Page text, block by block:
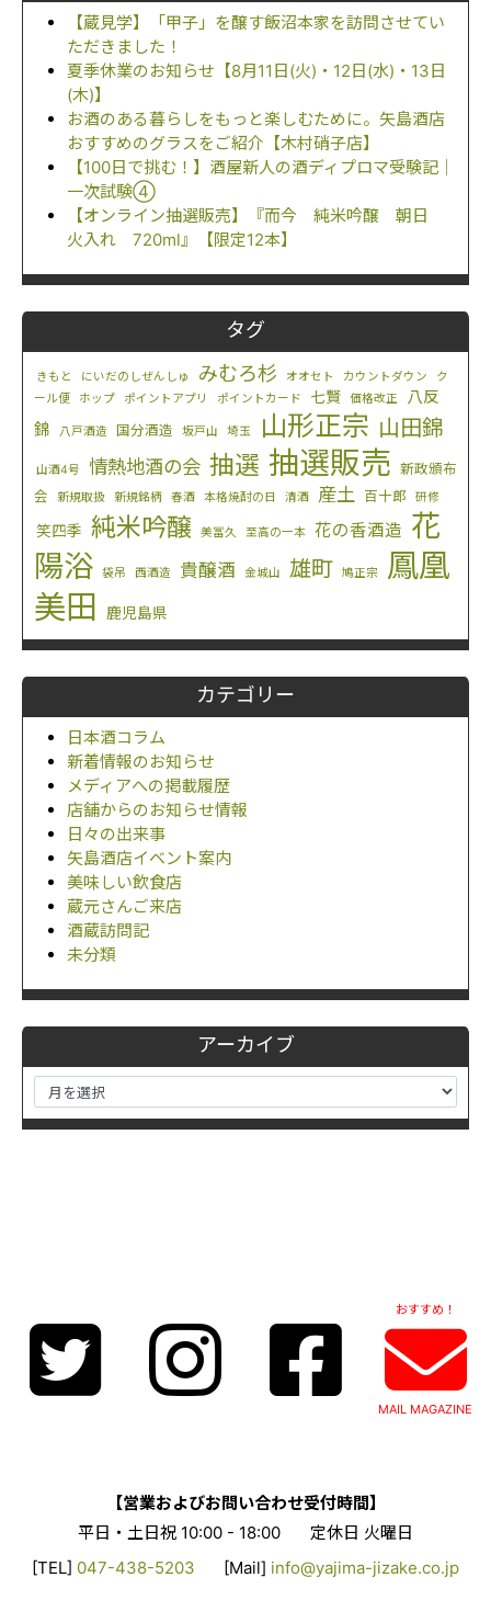
【蔵見学】「甲子」を醸す飯沼本家を訪問させてい
ただきました！
夏季休業のお知らせ【8月11日(火)・12日(水)・13日
(木)】
お酒のある暮らしをもっと楽しむために。矢島酒店
おすすめのグラスをご紹介【木村硝子店】
【100日で挑む！】酒屋新人の酒ディプロマ受験記｜
一次試験④
【オンライン抽選販売】『而今 純米吟醸 朝日
火入れ 720ml』【限定12本】
タグ
きもと にいだのしぜんしゅ みむろ杉 オオセト カウントダウン
ク
ール便
ホップ ポイントアプリ ポイントカード 七賢 価格改正
八反
錦
八戸酒造 国分酒造 坂戸山 埼玉 山形正宗 山田錦
山酒4号 情熱地酒の会 抽選 抽選販売 新政頒布
会
新規取扱 新規銘柄 春酒 本格焼酎の日 清酒 産土 百十郎 研修
笑四季 純米吟醸 美冨久 至高の一本 花の香酒造 花
陽浴
袋吊 西酒造 貴醸酒 金城山 雄町 鳩正宗
鳳凰
美田
鹿児島県
カテゴリー
日本酒コラム
新着情報のお知らせ
メディアへの掲載履歴
店舗からのお知らせ情報
日々の出来事
矢島酒店イベント案内
美味しい飲食店
蔵元さんご来店
酒蔵訪問記
未分類
アーカイブ
おすすめ！
MAIL MAGAZINE
【営業およびお問い合わせ受付時間】
平日・土日祝 10:00 - 18:00
定休日 火曜日
[TEL] 047-438-5203 [Mail] info@yajima-jizake.co.jp